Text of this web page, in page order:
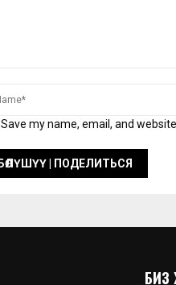
Save my name, email, and
БИЗ